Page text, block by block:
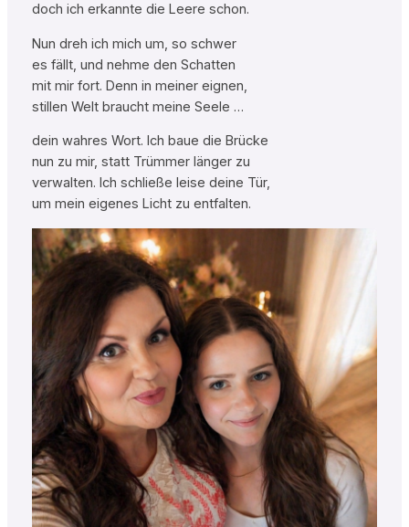
doch ich erkannte die Leere schon.
Nun dreh ich mich um, so schwer
es fällt, und nehme den Schatten
mit mir fort. Denn in meiner eignen,
stillen Welt braucht meine Seele …
dein wahres Wort. Ich baue die Brücke
nun zu mir, statt Trümmer länger zu
verwalten. Ich schließe leise deine Tür,
um mein eigenes Licht zu entfalten.